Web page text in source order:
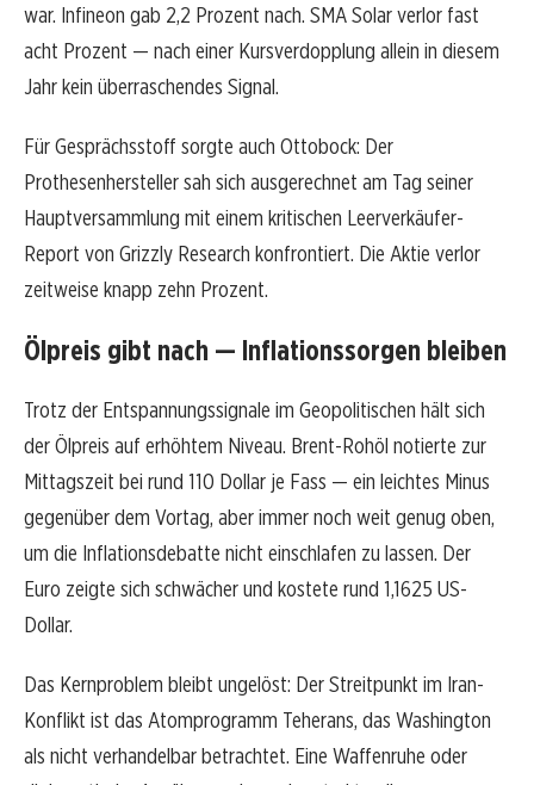
war. Infineon gab 2,2 Prozent nach. SMA Solar verlor fast
acht Prozent — nach einer Kursverdopplung allein in diesem
Jahr kein überraschendes Signal.
Für Gesprächsstoff sorgte auch Ottobock: Der
Prothesenhersteller sah sich ausgerechnet am Tag seiner
Hauptversammlung mit einem kritischen Leerverkäufer-
Report von Grizzly Research konfrontiert. Die Aktie verlor
zeitweise knapp zehn Prozent.
Ölpreis gibt nach — Inflationssorgen bleiben
Trotz der Entspannungssignale im Geopolitischen hält sich
der Ölpreis auf erhöhtem Niveau. Brent-Rohöl notierte zur
Mittagszeit bei rund 110 Dollar je Fass — ein leichtes Minus
gegenüber dem Vortag, aber immer noch weit genug oben,
um die Inflationsdebatte nicht einschlafen zu lassen. Der
Euro zeigte sich schwächer und kostete rund 1,1625 US-
Dollar.
Das Kernproblem bleibt ungelöst: Der Streitpunkt im Iran-
Konflikt ist das Atomprogramm Teherans, das Washington
als nicht verhandelbar betrachtet. Eine Waffenruhe oder